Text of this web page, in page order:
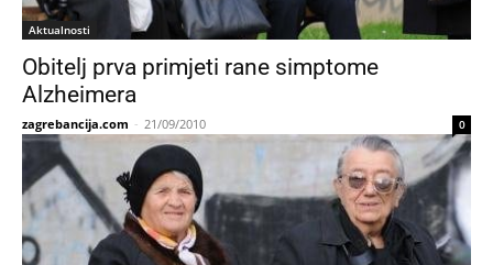
Aktualnosti
Obitelj prva primjeti rane simptome
Alzheimera
zagrebancija.com - 21/09/2010 0